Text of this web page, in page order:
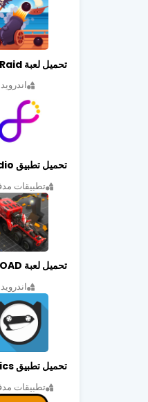
اندرويد
تطبيقات
اندرويد
تطبيقات